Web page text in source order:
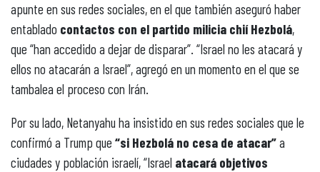
apunte en sus redes sociales, en el que también aseguró haber
entablado contactos con el partido milicia chií Hezbolá,
que “han accedido a dejar de disparar”. “Israel no les atacará y
ellos no atacarán a Israel”, agregó en un momento en el que se
tambalea el proceso con Irán.
Por su lado, Netanyahu ha insistido en sus redes sociales que le
confirmó a Trump que “si Hezbolá no cesa de atacar”a
ciudades y población israelí, “Israel atacará objetivos